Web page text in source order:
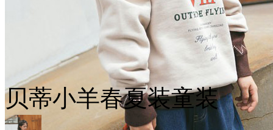
贝蒂小羊春夏装童装